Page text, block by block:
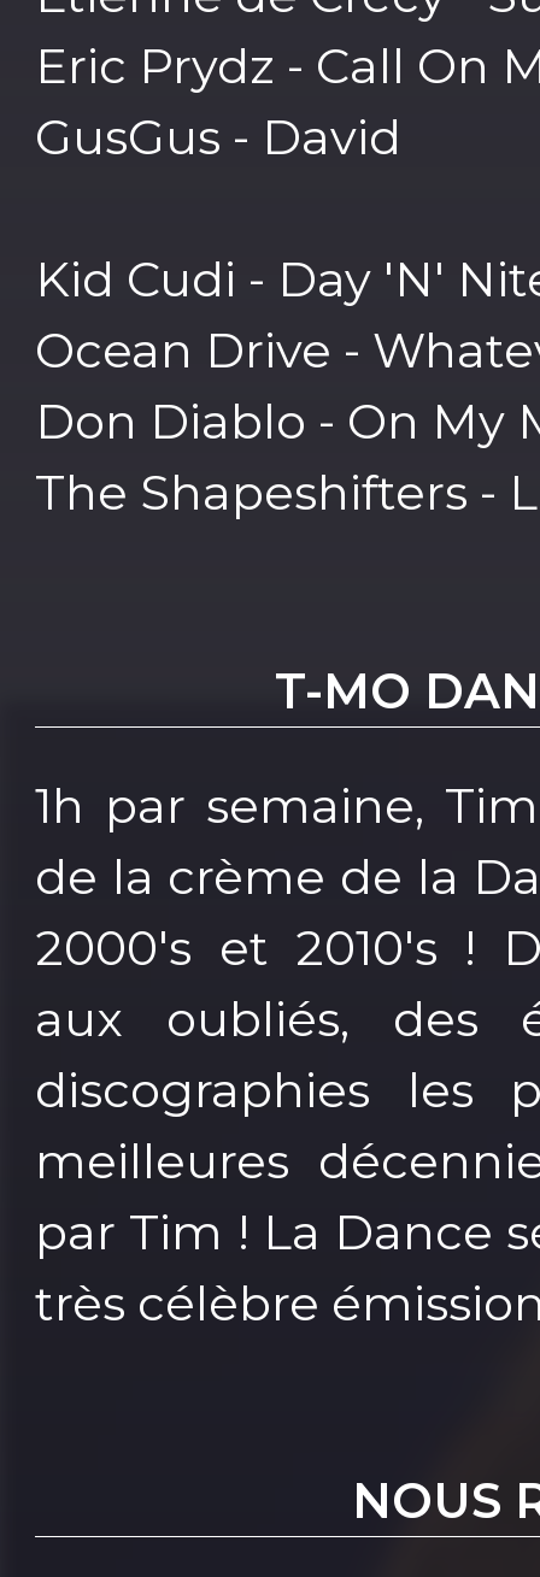
Eric Prydz - Call On
GusGus - David
Kid Cudi - Day 'N'
Ocean Drive -
Don Diablo - On My
The Shapeshifters -
T-MO
1h par semaine,
de la crème de la
2000's et 2010's !
aux oubliés, des
discographies les
meilleures
par Tim ! La Dance
très célèbre
NOUS